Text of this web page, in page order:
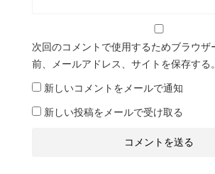
次回のコメントで使用するためブラウザ
前、メールアドレス、サイトを保存する。
新しいコメントをメールで通知
新しい投稿をメールで受け取る